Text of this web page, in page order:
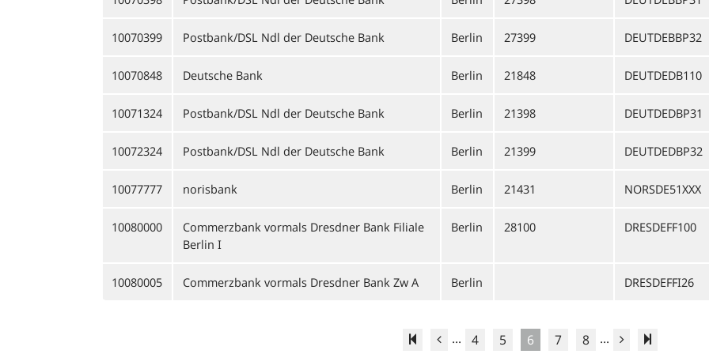
10070399 Postbank/DSL Ndl der Deutsche Bank Berlin 27399 DEUTDEBBP32
10070848 Deutsche Bank Berlin 21848 DEUTDEDB110
10071324 Postbank/DSL Ndl der Deutsche Bank Berlin 21398 DEUTDEDBP31
10072324 Postbank/DSL Ndl der Deutsche Bank Berlin 21399 DEUTDEDBP32
10077777 norisbank Berlin 21431 NORSDE51XXX
10080000
Commerzbank vormals Dresdner Bank Filiale
Berlin I
Berlin 28100 DRESDEFF100
10080005 Commerzbank vormals Dresdner Bank Zw A Berlin DRESDEFFI26
... 4 5 6 7 8 ...